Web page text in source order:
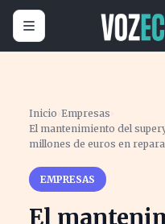
Inicio ›Empresas ›
El mantenimiento del
millones de euros en
EMPRESAS
El